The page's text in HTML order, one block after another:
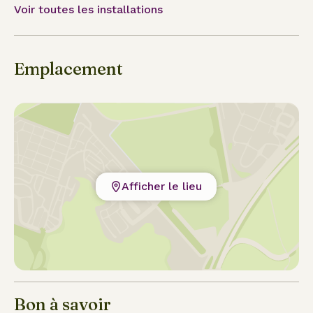
Voir toutes les installations
Emplacement
Afficher le lieu
Bon à savoir